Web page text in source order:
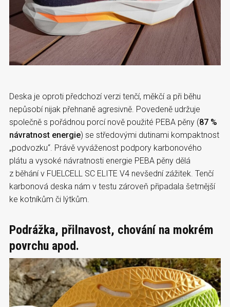
Deska je oproti předchozí verzi tenčí, měkčí a při běhu
nepůsobí nijak přehnaně agresivně. Povedeně udržuje
společně s pořádnou porcí nově použité PEBA pěny (87 %
návratnost energie) se středovými dutinami kompaktnost
„podvozku“. Právě vyváženost podpory karbonového
plátu a vysoké návratnosti energie PEBA pěny dělá
z běhání v FUELCELL SC ELITE V4 nevšední zážitek. Tenčí
karbonová deska nám v testu zároveň připadala šetrnější
ke kotníkům či lýtkům.
Podrážka, přilnavost, chování na mokrém
povrchu apod.